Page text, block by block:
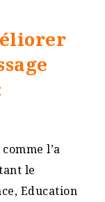
l’a
le
Education